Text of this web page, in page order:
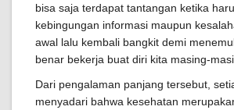
bisa saja terdapat tantangan ketika
kebingungan informasi maupun
awal lalu kembali bangkit demi
benar bekerja buat diri kita masing-
Dari pengalaman panjang tersebut,
menyadari bahwa kesehatan